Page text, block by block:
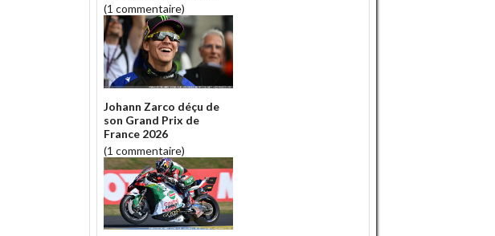
(1 commentaire)
Johann Zarco déçu de
son Grand Prix de
France 2026
(1 commentaire)